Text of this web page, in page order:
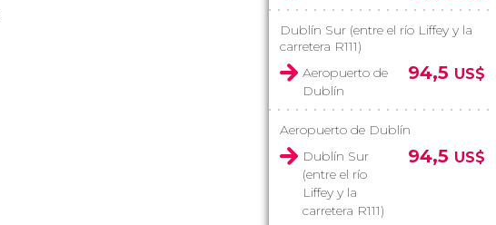
Dublín Sur (entre el río Liffey y la
carretera R111)
Aeropuerto de
Dublín
94,5 US$
Aeropuerto de Dublín
Dublín Sur
(entre el río
Liffey y la
carretera R111)
94,5 US$